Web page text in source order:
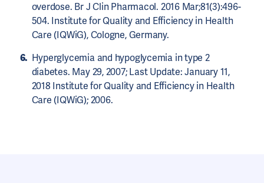
overdose. Br J Clin Pharmacol. 2016 Mar;81(3):496-
504. Institute for Quality and Efficiency in Health
Care (IQWiG), Cologne, Germany.
Hyperglycemia and hypoglycemia in type 2
diabetes. May 29, 2007; Last Update: January 11,
2018 Institute for Quality and Efficiency in Health
Care (IQWiG); 2006.